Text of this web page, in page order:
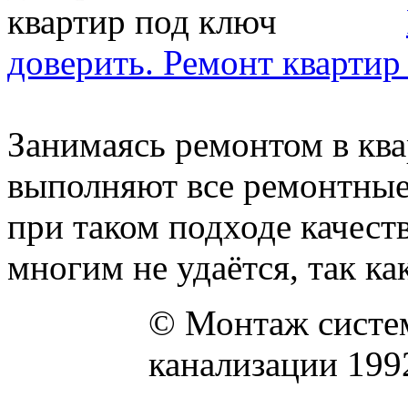
доверить. Ремонт
Занимаясь ремонтом в
выполняют все
при таком подходе
многим не удаётся, так
© Монтаж
канализации